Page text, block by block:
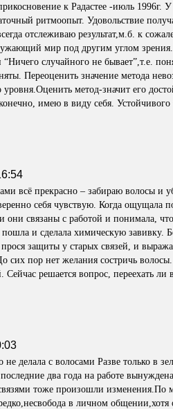
к Радастее -июль 1996г.
ритмоопыт. Удовольствие
отслеживаю результат,м.б. к
мир под другим углом зрения.
случайного не бывает”,т.е.
Переоценить значение метода
метод-значит его
имею в виду себя. Устойчивого
всё прекрасно – забираю волосы и
себя чувствую. Когда ощущала
они связаны с работой и понимала,
и сделала химическую завивку.
защиты у старых связей, и
сих пор нет желания состричь
Сейчас решается вопрос, переехать ли
делала с волосами Разве только в
два года на работе
тоже произошли изменения.По
в личном